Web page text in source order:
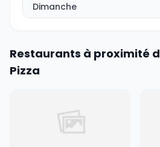
Dimanche
Restaurants à proximité
Pizza